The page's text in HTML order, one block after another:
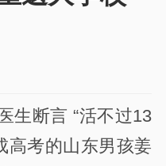
生断言 “活不过13
高考的山东男孩姜